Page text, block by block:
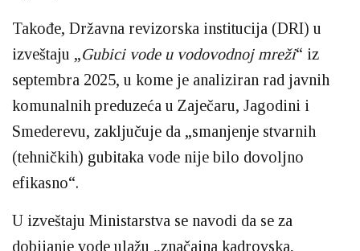
Takođe, Državna revizorska institucija (DRI) u
izveštaju „Gubici vode u vodovodnoj mreži“ iz
septembra 2025, u kome je analiziran rad javnih
komunalnih preduzeća u Zaječaru, Jagodini i
Smederevu, zaključuje da „smanjenje stvarnih
(tehničkih) gubitaka vode nije bilo dovoljno
efikasno“.
U izveštaju Ministarstva se navodi da se za
dobijanje vode ulažu „značajna kadrovska,